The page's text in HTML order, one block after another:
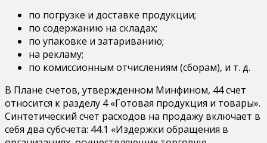
по погрузке и доставке продукции;
по содержанию на складах;
по упаковке и затариванию;
на рекламу;
по комиссионным отчислениям (сборам), и т. д.
В Плане счетов, утвержденном Минфином, 44 счет
относится к разделу 4 «Готовая продукция и товары».
Синтетический счет расходов на продажу включает в
себя два субсчета: 44.1 «Издержки обращения в